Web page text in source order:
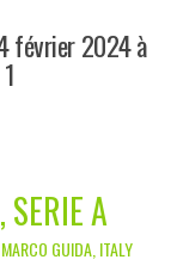
février 2024 à
A
GUIDA, ITALY